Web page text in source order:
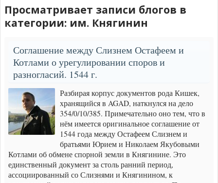
Просматривает записи блогов в
категории: им. Княгинин
Соглашение между Слизнем Остафеем и
Котлами о урегулировании споров и
разногласий. 1544 г.
Разбирая корпус документов рода Кишек,
хранящийся в AGAD, наткнулся на дело
354/0/10/385. Примечательно оно тем, что в
нём имеется оригинальное соглашение от
1544 года между Остафеем Слизнем и
братьями Юрием и Николаем Якубовыми
Котлами об обмене спорной земли в Княгинине. Это
единственный документ за столь ранний период,
ассоциированный со Слизнями и Княгинином, к